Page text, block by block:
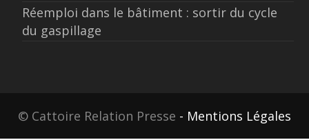
Réemploi dans le bâtiment : sortir du cycle
du gaspillage
© Cattoire Relation Presse - Mentions Légales